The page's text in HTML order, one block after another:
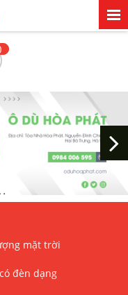
mặt trời
đèn dạng